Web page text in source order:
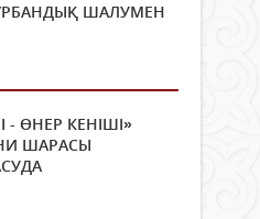
ШАЛУМЕН
- ӨНЕР КЕНІШІ»
ШАРАСЫ